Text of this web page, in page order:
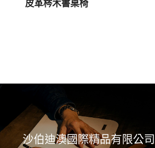
皮革梣木書桌椅
沙伯迪澳國際精品有限公司